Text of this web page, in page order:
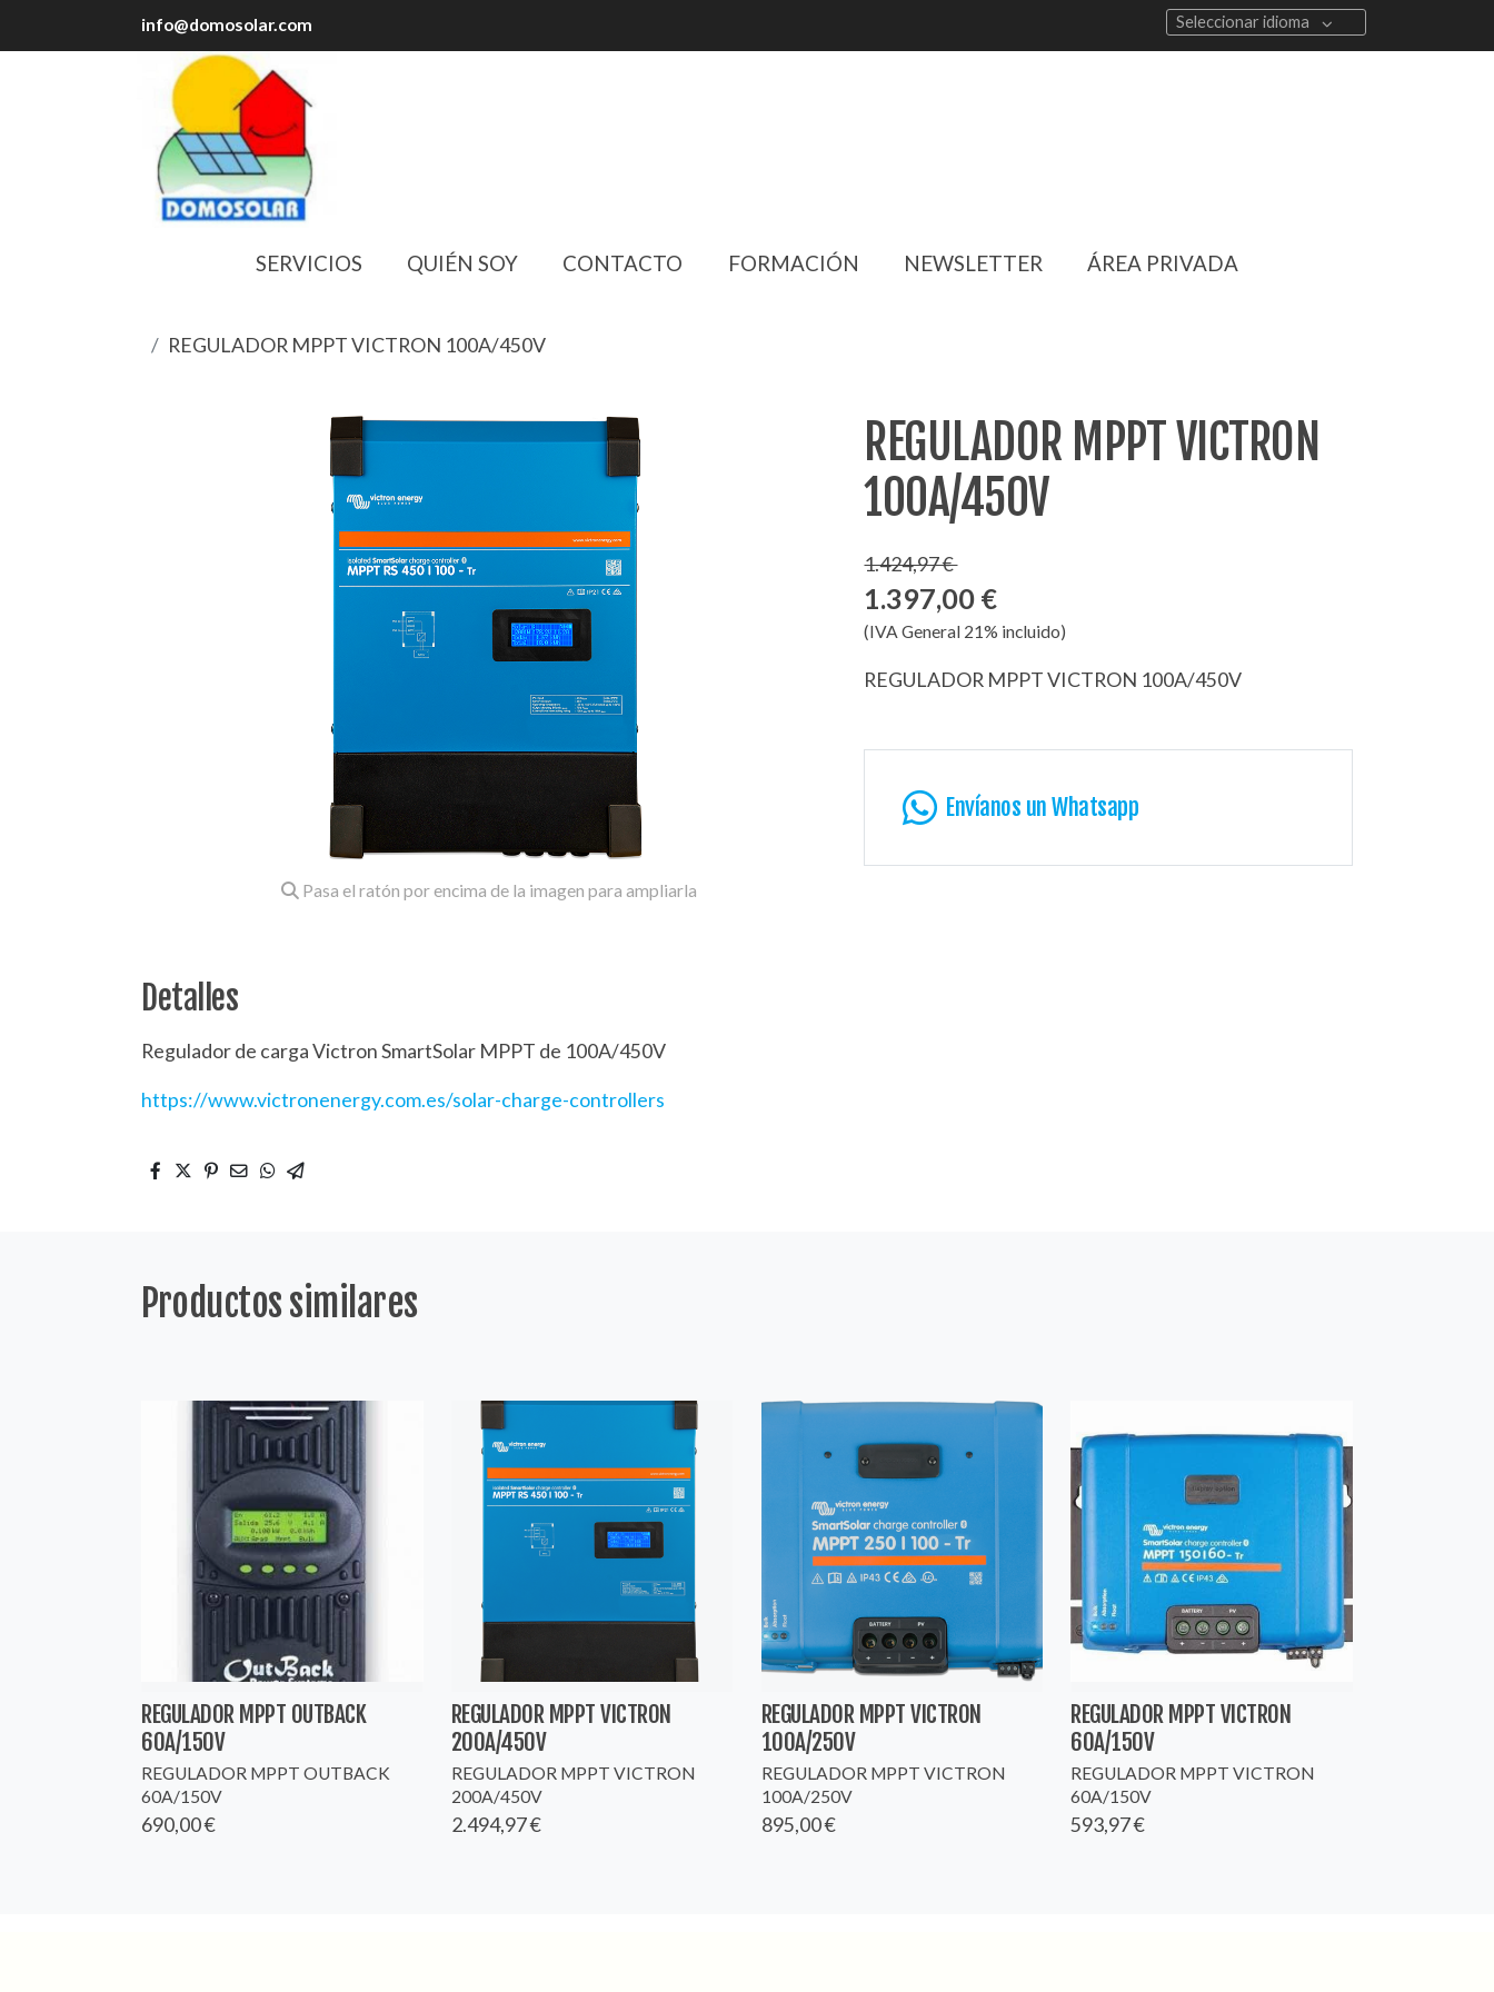
info@domosolar.com Seleccionar idioma
SERVICIOS QUIÉN SOY CONTACTO FORMACIÓN NEWSLETTER ÁREA PRIVADA
REGULADOR MPPT VICTRON 100A/450V
Pasa el ratón por encima de la imagen para ampliarla
Detalles
Regulador de carga Victron SmartSolar MPPT de 100A/450V
https://www.victronenergy.com.es/solar-charge-controllers
REGULADOR MPPT VICTRON
100A/450V
1.424,97 €
1.397,00 €
(IVA General 21% incluido)
REGULADOR MPPT VICTRON 100A/450V
Envíanos un Whatsapp
Productos similares
REGULADOR MPPT OUTBACK
60A/150V
REGULADOR MPPT OUTBACK
60A/150V
690,00 €
REGULADOR MPPT VICTRON
200A/450V
REGULADOR MPPT VICTRON
200A/450V
2.494,97 €
REGULADOR MPPT VICTRON
100A/250V
REGULADOR MPPT VICTRON
100A/250V
895,00 €
REGULADOR MPPT VICTRON
60A/150V
REGULADOR MPPT VICTRON
60A/150V
593,97 €